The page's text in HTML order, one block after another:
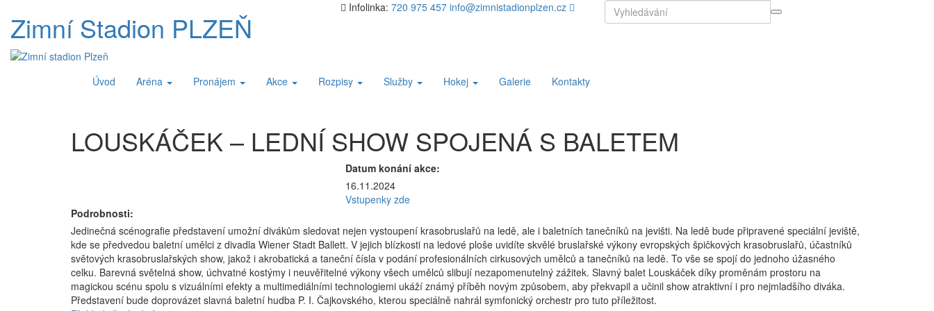
Zimní Stadion PLZEŇ
Infolinka: 720 975 457 info@zimnistadionplzen.cz
Přejít
k
Search
for
Úvod Aréna Pronájem Akce Rozpisy Služby Hokej Galerie Kontakty
LOUSKÁČEK – LEDNÍ SHOW SPOJENÁ S BALETEM
Datum konání akce:
16.11.2024
Vstupenky zde
Podrobnosti:
Jedinečná scénografie představení umožní divákům sledovat nejen vystoupení krasobruslařů na ledě, ale i baletních tanečníků na jevišti. Na ledě bude připravené speciální jeviště,
kde se předvedou baletní umělci z divadla Wiener Stadt Ballett. V jejich blízkosti na ledové ploše uvidíte skvělé bruslařské výkony evropských špičkových krasobruslařů, účastníků
světových krasobruslařských show, jakož i akrobatická a taneční čísla v podání profesionálních cirkusových umělců a tanečníků na ledě. To vše se spojí do jednoho úžasného
celku. Barevná světelná show, úchvatné kostýmy i neuvěřitelné výkony všech umělců slibují nezapomenutelný zážitek. Slavný balet Louskáček díky proměnám prostoru na
magickou scénu spolu s vizuálními efekty a multimediálními technologiemi ukáží známý příběh novým způsobem, aby překvapil a učinil show atraktivní i pro nejmladšího diváka.
Představení bude doprovázet slavná baletní hudba P. I. Čajkovského, kterou speciálně nahrál symfonický orchestr pro tuto příležitost.